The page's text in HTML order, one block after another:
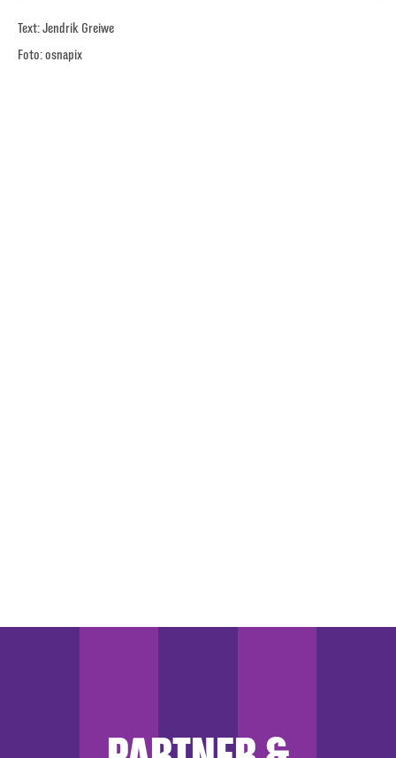
Text: Jendrik Greiwe
Foto: osnapix